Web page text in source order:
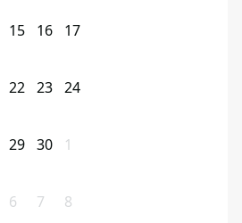
15 16 17
22 23 24
29 30 1
6 7 8